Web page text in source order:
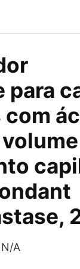
A
O
preço
atual
é: